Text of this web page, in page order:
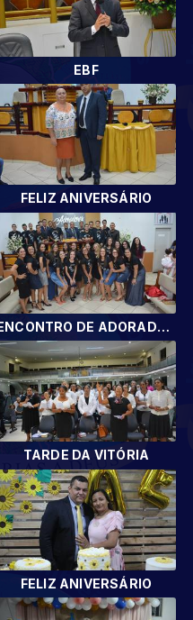
EBF
FELIZ ANIVERSÁRIO
ENCONTRO DE ADORADORES
TARDE DA VITÓRIA
FELIZ ANIVERSÁRIO